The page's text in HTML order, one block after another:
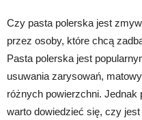
Czy pasta polerska jest
przez osoby, które chcą
Pasta polerska jest
usuwania zarysowań,
różnych powierzchni.
warto dowiedzieć się, czy